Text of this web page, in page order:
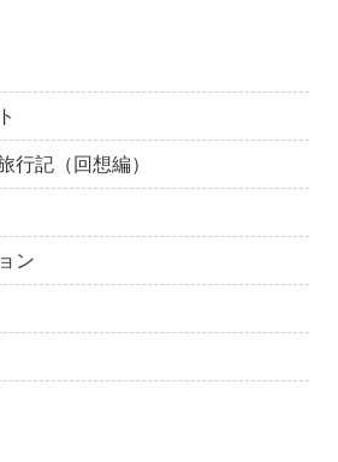
行記（回想編）
ン